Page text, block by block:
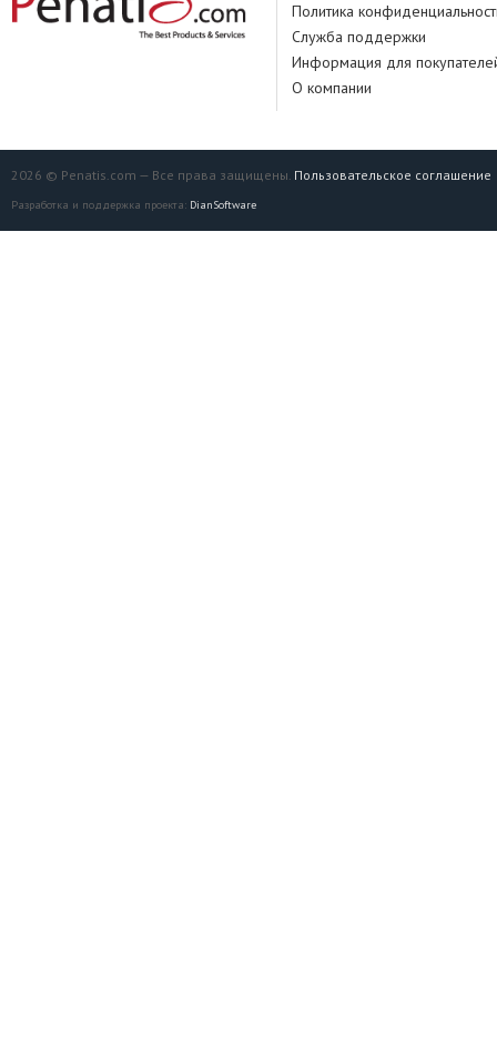
Политика
Служба поддержки
Информация для
О компании
2026 © Penatis.com — Все права защищены. Пользовательское соглашение
Разработка и поддержка проекта: DianSoftware